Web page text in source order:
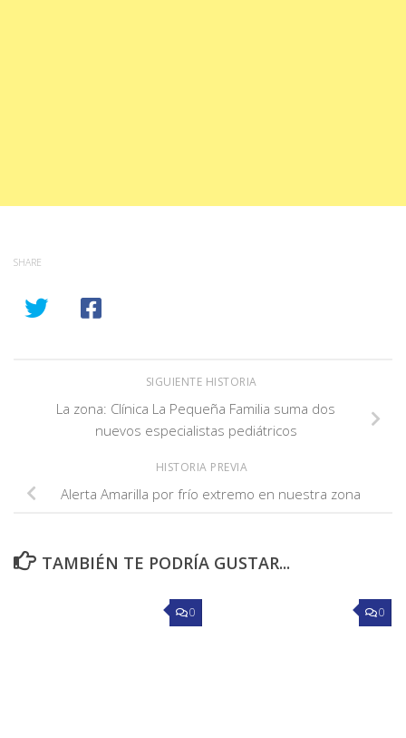
SHARE
SIGUIENTE HISTORIA
La zona: Clínica La Pequeña Familia suma dos
nuevos especialistas pediátricos
HISTORIA PREVIA
Alerta Amarilla por frío extremo en nuestra zona
TAMBIÉN TE PODRÍA GUSTAR...
0 0